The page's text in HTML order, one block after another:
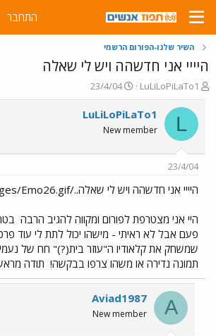
התחבר
השיר שלנו-הפורום הרשמי
היייי אני חדשהה ויש לי שאלה
פ
ו
ת
ח
ה
ש
א
LuLiLoPiLaTo1
פ
ו
ר
ם
ר
23/4/04
L
LuLiLoPiLaTo1
New member
23/4/04
היייי אני חדשהה ויש לי שאלה../images/Emo26.gif
היי אני מצטרפת לפורום ומקווה להגיב הרבה
פעם אבל לא ראיתי - מישהו יכול לתת לי עוד
שמשחק את קלאודיו ה"עוזר בית(?)" חח של
תמונה נדירה או משהו צרפו בבקשה! תודה
A
Aviad1987
New member